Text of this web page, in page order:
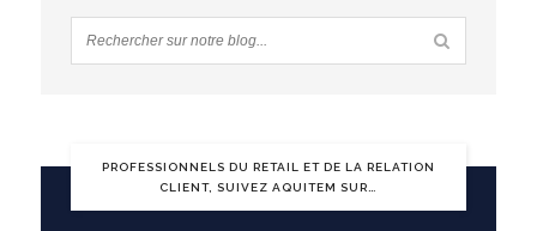
PROFESSIONNELS DU RETAIL ET DE LA RELATION
CLIENT, SUIVEZ AQUITEM SUR…